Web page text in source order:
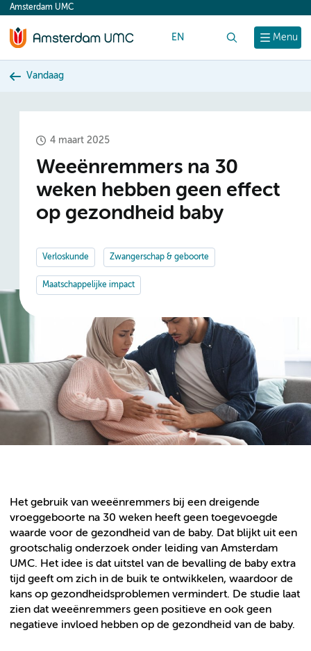
content
Menu
Amsterdam UMC
EN
Vandaag
4 maart 2025
Weeënremmers na 30
weken hebben geen effect
op gezondheid baby
Verloskunde Zwangerschap & geboorte
Maatschappelijke impact
Het gebruik van weeënremmers bij een dreigende
vroeggeboorte na 30 weken heeft geen toegevoegde
waarde voor de gezondheid van de baby. Dat blijkt uit een
grootschalig onderzoek onder leiding van Amsterdam
UMC. Het idee is dat uitstel van de bevalling de baby extra
tijd geeft om zich in de buik te ontwikkelen, waardoor de
kans op gezondheidsproblemen vermindert. De studie laat
zien dat weeënremmers geen positieve en ook geen
negatieve invloed hebben op de gezondheid van de baby.